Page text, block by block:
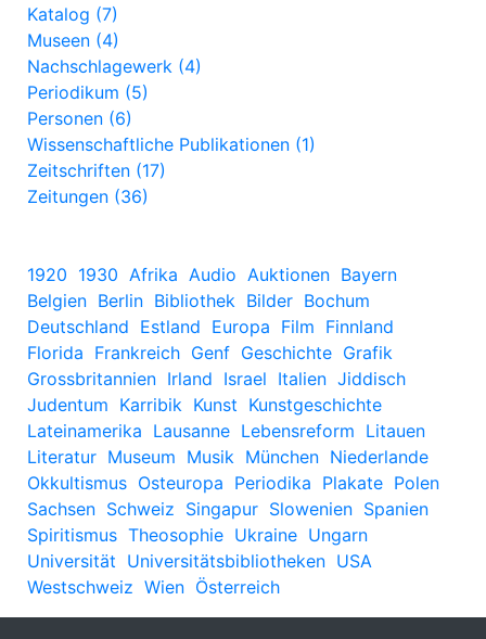
Katalog (7)
Museen (4)
Nachschlagewerk (4)
Periodikum (5)
Personen (6)
Wissenschaftliche Publikationen (1)
Zeitschriften (17)
Zeitungen (36)
1920 1930 Afrika Audio Auktionen Bayern
Belgien Berlin Bibliothek Bilder Bochum
Deutschland Estland Europa Film Finnland
Florida Frankreich Genf Geschichte Grafik
Grossbritannien Irland Israel Italien Jiddisch
Judentum Karribik Kunst Kunstgeschichte
Lateinamerika Lausanne Lebensreform Litauen
Literatur Museum Musik München Niederlande
Okkultismus Osteuropa Periodika Plakate Polen
Sachsen Schweiz Singapur Slowenien Spanien
Spiritismus Theosophie Ukraine Ungarn
Universität Universitätsbibliotheken USA
Westschweiz Wien Österreich